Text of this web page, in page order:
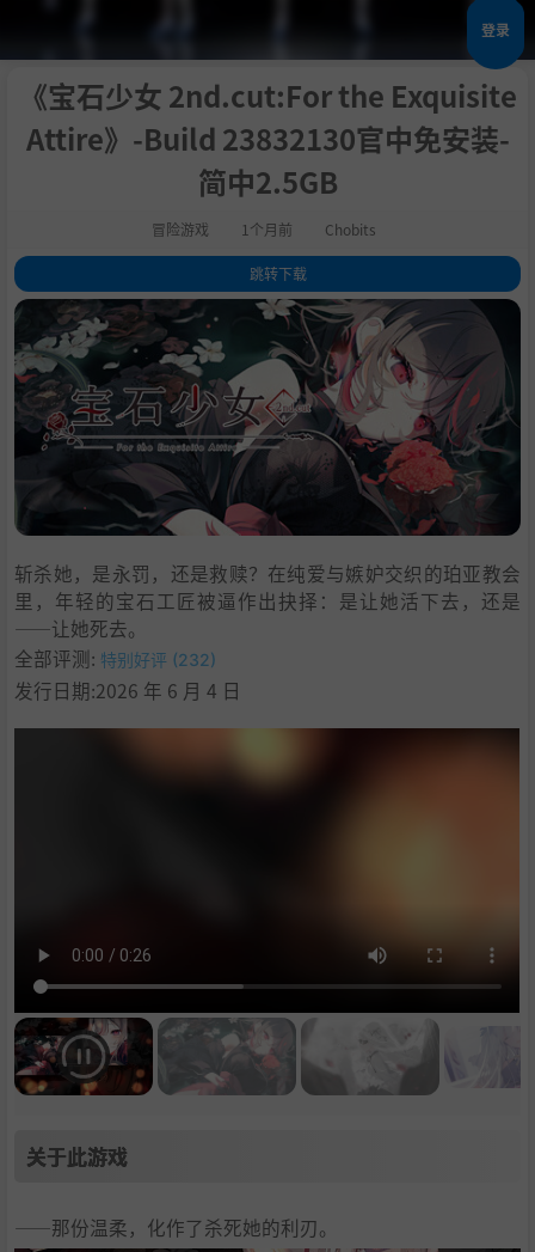
登录
《宝石少女 2nd.cut:For the Exquisite
Attire》-Build 23832130官中免安装-
简中2.5GB
冒险游戏 1个月前 Chobits
跳转下载
1.关于此游戏
.系统需求
3. 支持作者
4.学习
斩杀她，是永罚，还是救赎？在纯爱与嫉妒交织的珀亚教会
里，年轻的宝石工匠被逼作出抉择：是让她活下去，还是
——让她死去。
全部评测: 特别好评 (232)
发行日期:2026 年 6 月 4 日
关于此游戏
——那份温柔，化作了杀死她的利刃。